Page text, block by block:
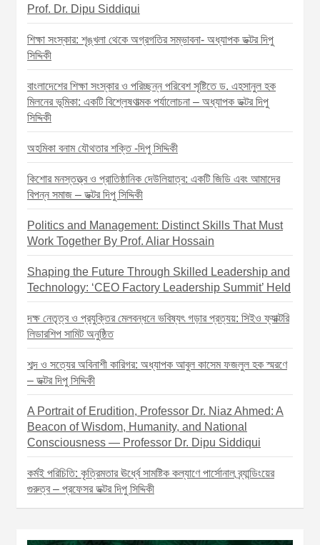
Prof. Dr. Dipu Siddiqui
শিক্ষা সংস্কার: শৃঙ্খলা থেকে অগ্রগতির সম্ভাবনা- অধ্যাপক ডক্টর দিপু
সিদ্দিকী
বাংলাদেশের শিক্ষা সংস্কার ও পরিচ্ছন্ন পরিবেশ সৃষ্টিতে ড. এহসানুল হক
মিলনের ভূমিকা: একটি বিশ্লেষণাত্মক পর্যালোচনা – অধ্যাপক ডক্টর দিপু
সিদ্দিকী
অহমিকা বনাম যৌথতার শক্তি -দিপু সিদ্দিকী
কিশোর মনস্তত্ত্ব ও প্রাতিষ্ঠানিক দেউলিয়াত্ব: একটি জিডি এবং আমাদের
বিপন্ন সমাজ – ডক্টর দিপু সিদ্দিকী
Politics and Management: Distinct Skills That Must
Work Together By Prof. Aliar Hossain
Shaping the Future Through Skilled Leadership and
Technology: ‘CEO Factory Leadership Summit’ Held
দক্ষ নেতৃত্ব ও প্রযুক্তির মেলবন্ধনে ভবিষ্যৎ গড়ার প্রত্যয়: সিইও ফ্যাক্টরি
লিডারশিপ সামিট অনুষ্ঠিত
শব্দ ও সত্যের অবিনাশী কারিগর: অধ্যাপক আবুল কাসেম ফজলুল হক স্মরণে
– ডক্টর দিপু সিদ্দিকী
A Portrait of Erudition, Professor Dr. Niaz Ahmed: A
Beacon of Wisdom, Humanity, and National
Consciousness — Professor Dr. Dipu Siddiqui
কর্মই পরিচিতি: কৃত্রিমতার ঊর্ধ্বে সামষ্টিক কল্যাণে পার্সোনাল ব্র্যান্ডিংয়ের
গুরুত্ব – প্রফেসর ডক্টর দিপু সিদ্দিকী